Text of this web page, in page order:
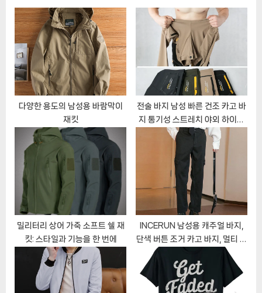
P
o
s
t
:
o
s
t
:
다양한 용도의 남성용 바람막이
재킷
전술 바지 남성 빠른 건조 카고 바
지 통기성 스트레치 야외 하이킹
트레킹 전술 긴 바지 S-6XL
밀리터리 상어 가죽 소프트 쉘 재
킷: 스타일과 기능을 한 번에
INCERUN 남성용 캐주얼 바지,
단색 버튼 조거 카고 바지, 멀티 포
켓 스트리트웨어, 레저 패션 바지,
S-5XL, 2023